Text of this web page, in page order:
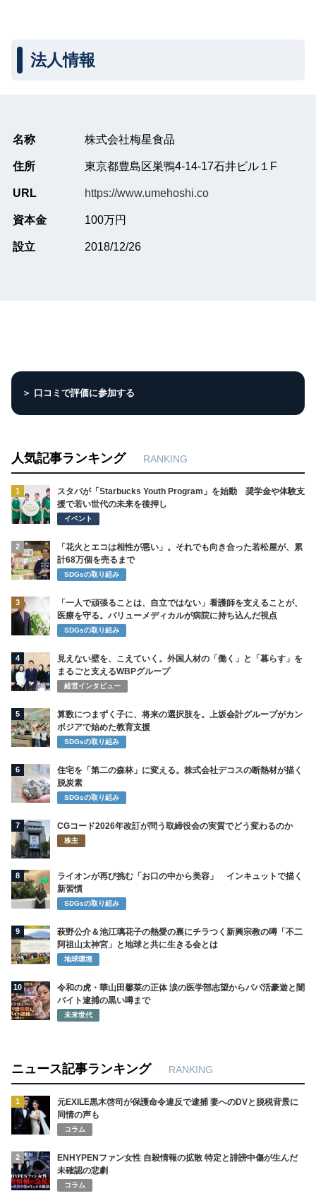
法人情報
名称 株式会社梅星食品
住所 東京都豊島区巣鴨4-14-17石井ビル１F
URL https://www.umehoshi.co
資本金 100万円
設立 2018/12/26
＞ 口コミで評価に参加する
人気記事ランキング RANKING
1
スタバが「Starbucks Youth Program」を始動 奨学金や体験支
援で若い世代の未来を後押し
イベント
2
「花火とエコは相性が悪い」。それでも向き合った若松屋が、累
計68万個を売るまで
SDGsの取り組み
3
「一人で頑張ることは、自立ではない」看護師を支えることが、
医療を守る。バリューメディカルが病院に持ち込んだ視点
SDGsの取り組み
4
見えない壁を、こえていく。外国人材の「働く」と「暮らす」を
まるごと支えるWBPグループ
経営インタビュー
5
算数につまずく子に、将来の選択肢を。上坂会計グループがカン
ボジアで始めた教育支援
SDGsの取り組み
6
住宅を「第二の森林」に変える。株式会社デコスの断熱材が描く
脱炭素
SDGsの取り組み
7 CGコード2026年改訂が問う取締役会の実質でどう変わるのか
株主
8
ライオンが再び挑む「お口の中から美容」 インキュットで描く
新習慣
SDGsの取り組み
9
萩野公介＆池江璃花子の熱愛の裏にチラつく新興宗教の噂「不二
阿祖山太神宮」と地球と共に生きる会とは
地球環境
10
令和の虎・華山田馨菜の正体 涙の医学部志望からパパ活豪遊と闇
バイト逮捕の黒い噂まで
未来世代
ニュース記事ランキング RANKING
1
元EXILE黒木啓司が保護命令違反で逮捕 妻へのDVと脱税背景に
同情の声も
コラム
2
ENHYPENファン女性 自殺情報の拡散 特定と誹謗中傷が生んだ
未確認の悲劇
コラム